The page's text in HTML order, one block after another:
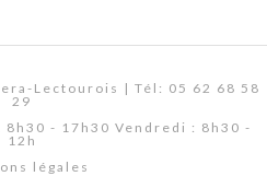
Lectourois | Tél: 05 62 68 58
29
- 17h30 Vendredi : 8h30 -
12h
légales